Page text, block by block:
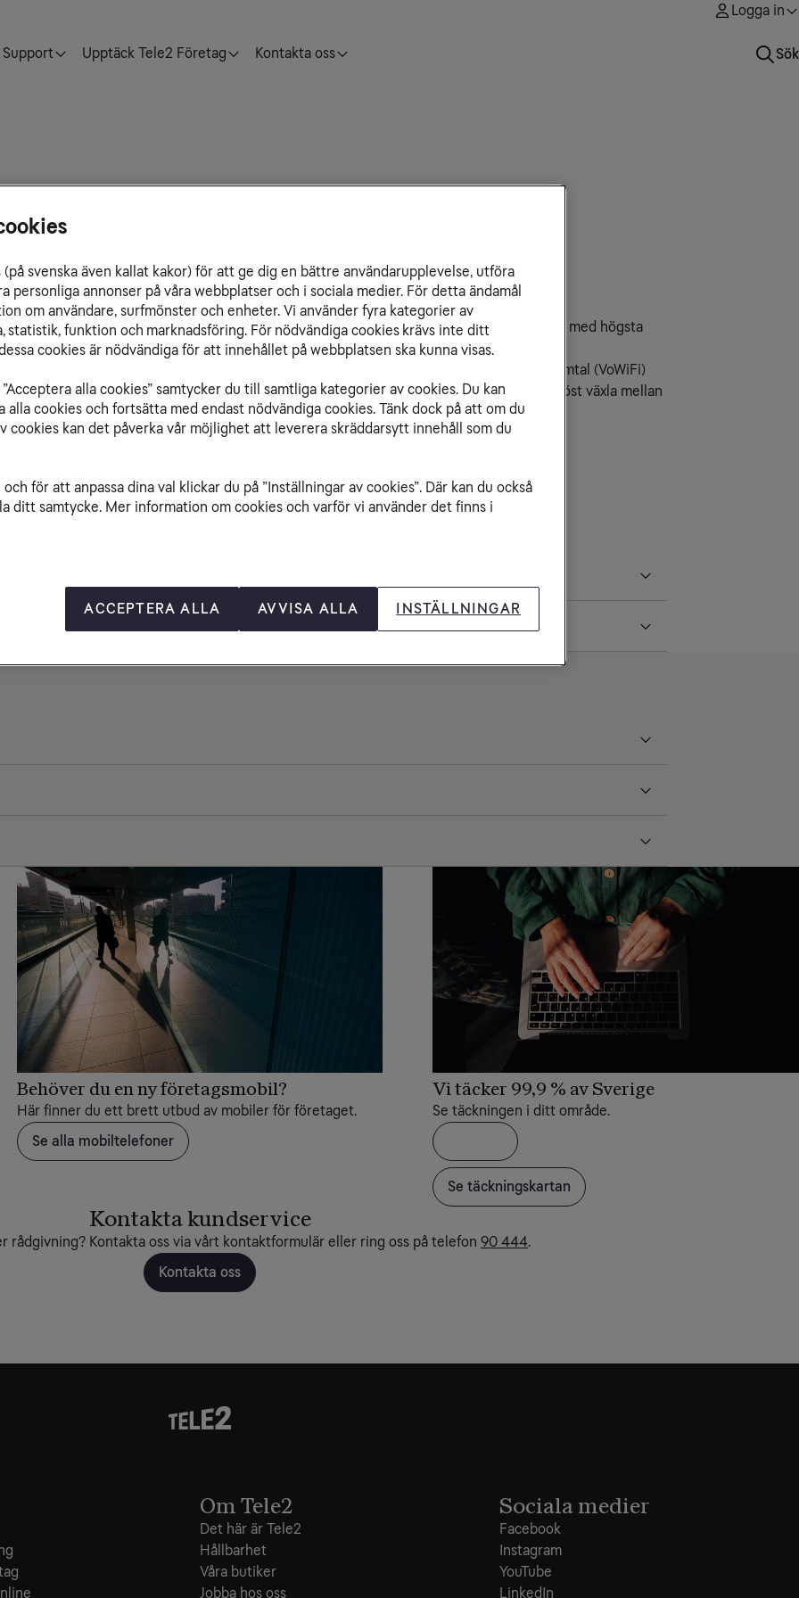
Logga in
Support Upptäck Tele2 Företag Kontakta oss Sök
WiFi), tar över där
tillgång till ett WiFi-
via ditt WiFi-
wifi och mobilnätet utan
ser vi till att
ingen data förbrukas på
Vad är VoLTE?
Med VoLTE (Voice over LTE) både ringer och surfar du med högsta
hastighet i 4G-nätet.
Genom kombination av teknikerna VoLTE och WiFi-samtal (VoWiFi)
kopplas samtalen upp snabbare och mobilen kan sömlöst växla mellan
wifi-nät och mobilnätet utan avbrott.
Det kostar inget extra att ringa över 4G-nätet.
Behöver du en ny företagsmobil?
Här finner du ett brett utbud av mobiler för företaget.
Se alla mobiltelefoner
Vi täcker 99,9 % av Sverige
Se täckningen i ditt område.
Se täckningskartan
Kontakta kundservice
rådgivning? Kontakta oss via vårt kontaktformulär eller ring oss på telefon 90 444.
Kontakta oss
Om Tele2
Det här är Tele2
Hållbarhet
Våra butiker
Jobba hos oss
Sociala medier
Facebook
Instagram
YouTube
LinkedIn
svenska även kallat kakor) för att ge dig en bättre användarupplevelse, utföra
personliga annonser på våra webbplatser och i sociala medier. För detta ändamål
om användare, surfmönster och enheter. Vi använder fyra kategorier av
statistik, funktion och marknadsföring. För nödvändiga cookies krävs inte ditt
cookies är nödvändiga för att innehållet på webbplatsen ska kunna visas.
alla cookies” samtycker du till samtliga kategorier av cookies. Du kan
alla cookies och fortsätta med endast nödvändiga cookies. Tänk dock på att om du
cookies kan det påverka vår möjlighet att leverera skräddarsytt innehåll som du
för att anpassa dina val klickar du på ”Inställningar av cookies”. Där kan du också
ditt samtycke. Mer information om cookies och varför vi använder det finns i
ACCEPTERA ALLA AVVISA ALLA INSTÄLLNINGAR